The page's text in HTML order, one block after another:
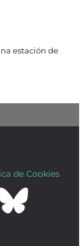
estación de
de Cookies